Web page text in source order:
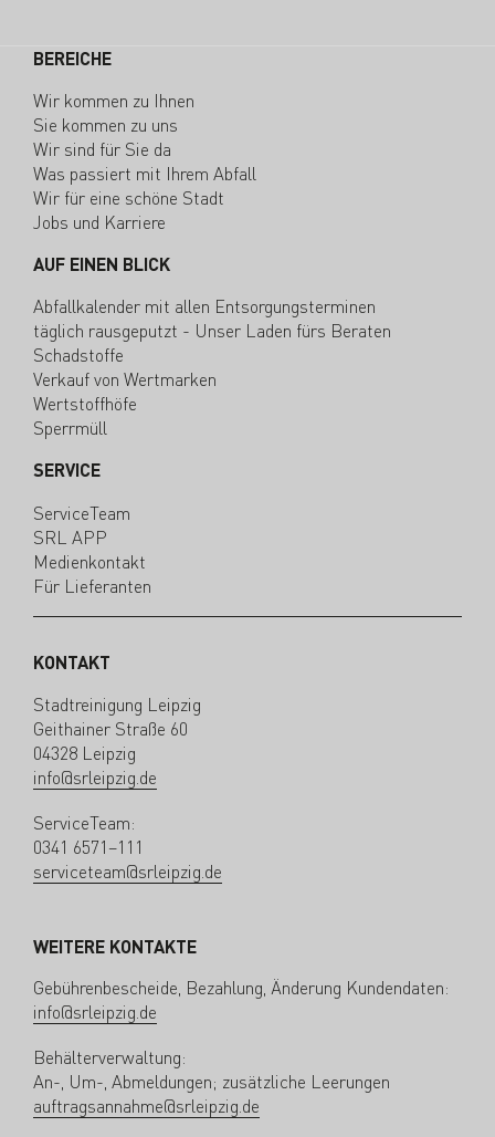
BEREICHE
Wir kommen zu Ihnen
Sie kommen zu uns
Wir sind für Sie da
Was passiert mit Ihrem Abfall
Wir für eine schöne Stadt
Jobs und Karriere
AUF EINEN BLICK
Abfallkalender mit allen Entsorgungsterminen
täglich rausgeputzt - Unser Laden fürs Beraten
Schadstoffe
Verkauf von Wertmarken
Wertstoffhöfe
Sperrmüll
SERVICE
ServiceTeam
SRL APP
Medienkontakt
Für Lieferanten
KONTAKT
Stadtreinigung Leipzig
Geithainer Straße 60
04328 Leipzig
info@srleipzig.de
ServiceTeam:
0341 6571–111
serviceteam@srleipzig.de
WEITERE KONTAKTE
Gebührenbescheide, Bezahlung, Änderung Kundendaten:
info@srleipzig.de
Behälterverwaltung:
An-, Um-, Abmeldungen; zusätzliche Leerungen
auftragsannahme@srleipzig.de